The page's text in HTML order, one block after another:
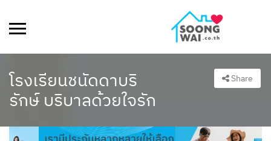
โรงเรียนชนัดดาบริ
รักษ์ บริบาลด้วยใจรัก
Share